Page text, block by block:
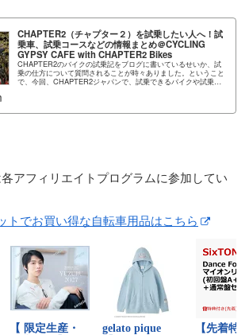
CHAPTER2（チャプター２）を試乗したい人へ！試
乗車、試乗コースなどの情報まとめ＠CYCLING
GYPSY CAFE with CHAPTER2 Bikes
CHAPTER2のバイクの試乗記をブログに書いているせいか、試
乗の仕方について質問されることが時々ありました。ということ
で、今回、CHAPTER2ジャパンで、試乗できるバイクや試乗コ
アフィリエイトプログラムに参加してい
トでお買い得な自転車用品はこちら